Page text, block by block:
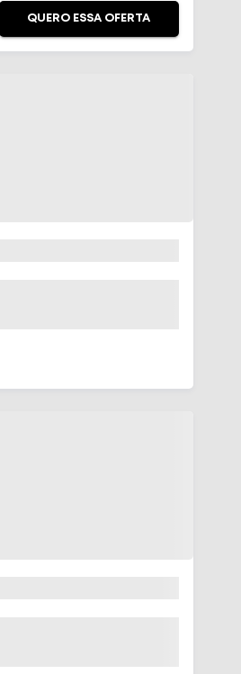
QUERO ESSA OFERTA